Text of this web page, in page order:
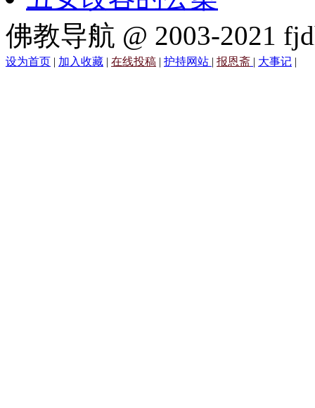
佛教导航 @ 2003-2021
设为首页 | 加入收藏 | 在线投稿 | 护持网站 | 报恩斋 | 大事记 |